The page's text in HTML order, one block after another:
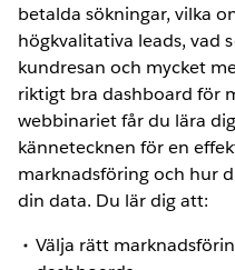
betalda sökningar, vilka
högkvalitativa leads, vad
kundresan och mycket
riktigt bra dashboard för
webbinariet får du lära
kännetecknen för en
marknadsföring och hur
din data. Du lär dig att:
Välja rätt